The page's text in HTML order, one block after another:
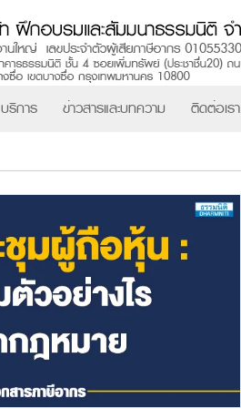
บริการ ข่าวสารและบทความ ติดต่อเรา